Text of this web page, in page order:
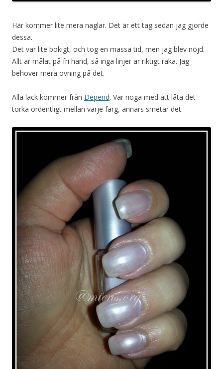
Här kommer lite mera naglar. Det är ett tag sedan jag gjorde
dessa.
Det var lite bökigt, och tog en massa tid, men jag blev nöjd.
Allt är målat på fri hand, så inga linjer är riktigt raka. Jag
behöver mera övning på det.
Alla lack kommer från Depend. Var noga med att låta det
torka ordentligt mellan varje färg, annars smetar det.